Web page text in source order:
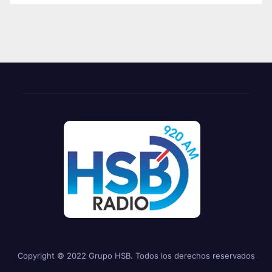
Copyright © 2022 Grupo HSB. Todos los derechos reservados